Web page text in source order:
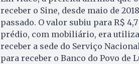
receber o Sine, desde maio de
passado. O valor subiu para R$
prédio, com mobiliário, era
receber a sede do Serviço
para receber o Banco do Povo de